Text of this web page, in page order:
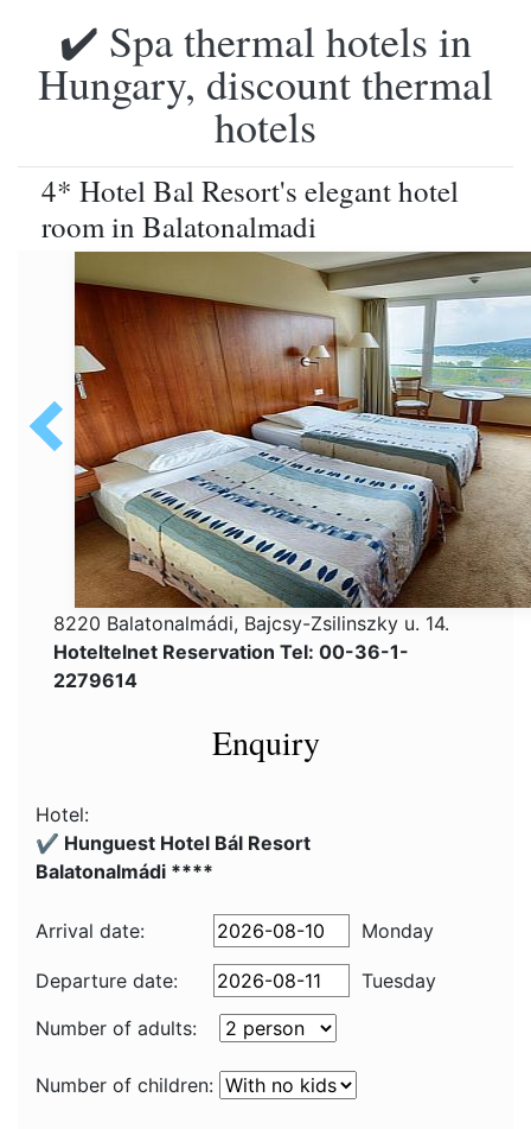
✔️ Spa thermal hotels in
Hungary, discount thermal
hotels
4* Hotel Bal Resort's elegant hotel
room in Balatonalmadi
8220 Balatonalmádi, Bajcsy-Zsilinszky u. 14.
Hoteltelnet Reservation Tel: 00-36-1-
2279614
Enquiry
Hotel:
✔️ Hunguest Hotel Bál Resort
Balatonalmádi ****
Arrival date: Monday
Departure date:
Tuesday
Number of adults:
Number of children: